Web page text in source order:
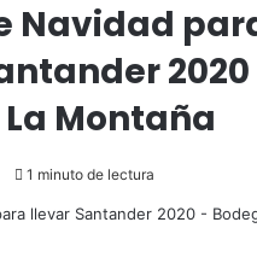
Navidad
2020
Montaña
1 minuto de lectura